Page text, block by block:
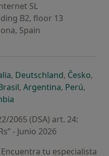
SL
B2, floor 13
Spain
pestaña
nueva pestaña
en una nueva pestaña
se abre en una nueva
, Deutschlandse abre en
, Českose
,
pestaña
una nueva pestaña
abre en una nueva pestaña
se abre en una nueva
, Argentinase abre en
, Perúse
,
2065 (DSA) art. 24:
- Junio 2026
tu especialista